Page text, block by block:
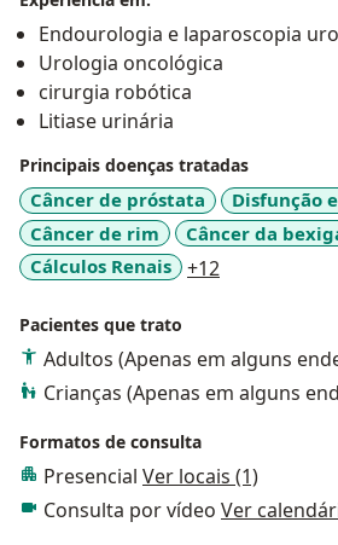
UroLegacy juntamente com meu
urologista há quase 40 anos e me
mesmo caminho.
Endourologia e laparoscopia
Urologia oncológica
cirurgia robótica
Litiase urinária
Principais doenças tratadas
Câncer de próstata
Disfunção
Câncer de rim
Câncer da
Cálculos Renais
+12
Pacientes que trato
Adultos (Apenas em alguns
Crianças (Apenas em alguns
Formatos de consulta
Presencial Ver locais (1)
Consulta por vídeo Ver